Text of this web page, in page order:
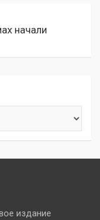
начали
издание